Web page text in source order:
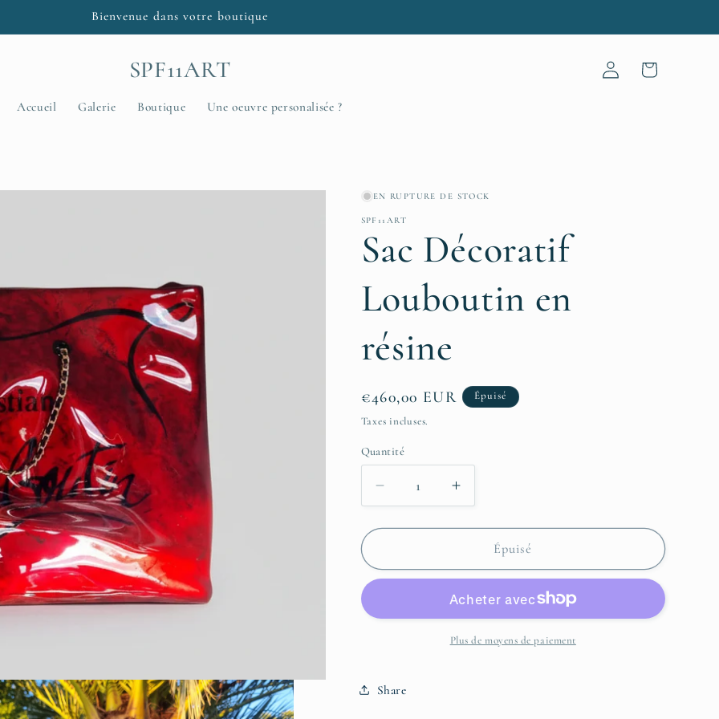
Bienvenue dans votre boutique
SPF11ART
Accueil Galerie Boutique Une oeuvre personalisée ?
Connexion Panier
EN RUPTURE DE STOCK
SPF11ART
Sac Décoratif
Louboutin en
résine
Prix
habituel
€460,00 EUR Épuisé
Taxes incluses.
Quantité
Quantité
Réduire
la
quantité
Sac
Décoratif
en
Augmenter
la
quantité
Sac
Louboutin
en
résine
Épuisé
Plus de moyens de paiement
Share